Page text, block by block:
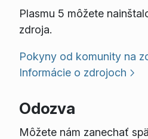
Plasmu 5 môžete
zdroja.
Pokyny od komunity na
Informácie o zdrojoch
Odozva
Môžete nám zanechať